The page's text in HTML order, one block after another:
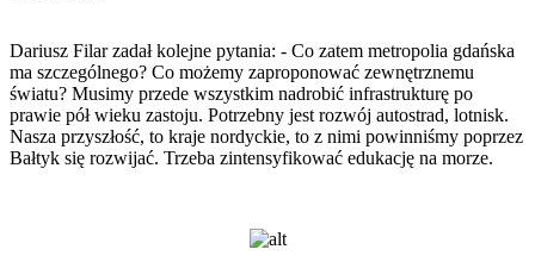
Dariusz Filar zadał kolejne pytania: - Co zatem metropolia gdańska
ma szczególnego? Co możemy zaproponować zewnętrznemu
światu? Musimy przede wszystkim nadrobić infrastrukturę po
prawie pół wieku zastoju. Potrzebny jest rozwój autostrad, lotnisk.
Nasza przyszłość, to kraje nordyckie, to z nimi powinniśmy poprzez
Bałtyk się rozwijać. Trzeba zintensyfikować edukację na morze.